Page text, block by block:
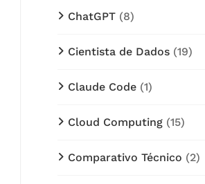
ChatGPT (8)
Cientista de Dados (19)
Claude Code (1)
Cloud Computing (15)
Comparativo Técnico (2)